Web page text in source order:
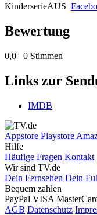
KinderserieAUS
Bewertung
0,0 0 Stimmen
Links zur
IMDB
Appstore Playstore
Hilfe
Häufige Fragen Kontakt
Wir sind TV.de
Dein Fernsehen Dein
Bequem zahlen
PayPal VISA
AGB Datenschutz